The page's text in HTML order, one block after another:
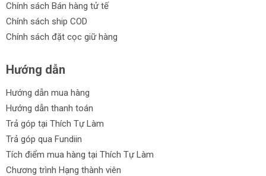
Chính sách Bán hàng tử tế
Chính sách ship COD
Chính sách đặt cọc giữ hàng
Hướng dẫn
Hướng dẫn mua hàng
Hướng dẫn thanh toán
Trả góp tại Thích Tự Làm
Trả góp qua Fundiin
Tích điểm mua hàng tại Thích Tự Làm
Chương trình Hạng thành viên